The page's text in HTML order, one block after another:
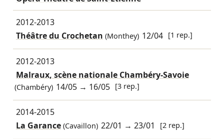
2012-2013
Théâtre du Crochetan (Monthey) 12/04 [1 rep.]
2012-2013
Malraux, scène nationale Chambéry-Savoie
(Chambéry) 14/05 → 16/05 [3 rep.]
2014-2015
La Garance(Cavaillon) 22/01 →23/01 [2 rep.]